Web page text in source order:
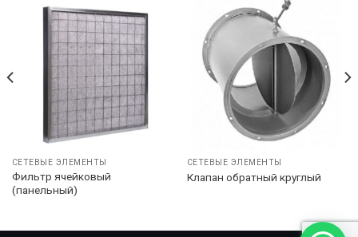
СЕТЕВЫЕ ЭЛЕМЕНТЫ
Фильтр ячейковый
(панельный)
СЕТЕВЫЕ ЭЛЕМЕНТЫ
Клапан обратный круглый